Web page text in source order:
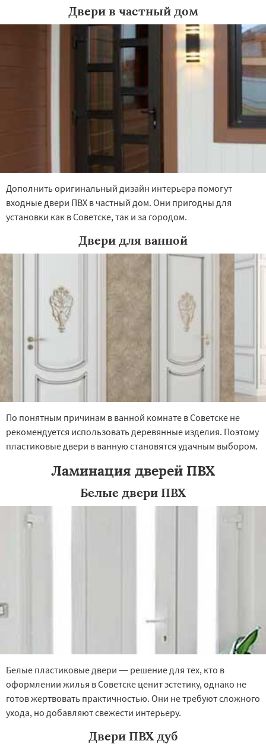
Работаем по
регионам
×
Сосновка Уржум
Двери в частный дом
Дополнить оригинальный дизайн интерьера помогут
входные двери ПВХ в частный дом. Они пригодны для
установки как в Советске, так и за городом.
Двери для ванной
По понятным причинам в ванной комнате в Советске не
рекомендуется использовать деревянные изделия. Поэтому
пластиковые двери в ванную становятся удачным выбором.
Ламинация дверей ПВХ
Белые двери ПВХ
Белые пластиковые двери — решение для тех, кто в
оформлении жилья в Советске ценит эстетику, однако не
готов жертвовать практичностью. Они не требуют сложного
ухода, но добавляют свежести интерьеру.
Двери ПВХ дуб
УЗНАТЬ ПОДРОБНЕЕ ×
Даю согласие на обработку персональных данных